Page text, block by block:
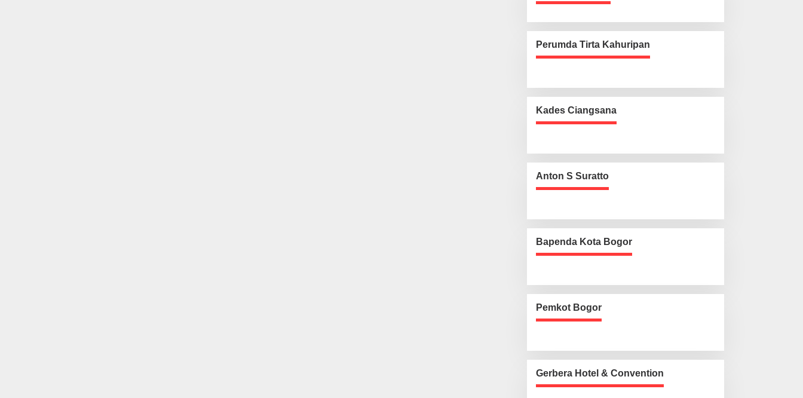
Perumda Tirta Kahuripan
Kades Ciangsana
Anton S Suratto
Bapenda Kota Bogor
Pemkot Bogor
Gerbera Hotel & Convention